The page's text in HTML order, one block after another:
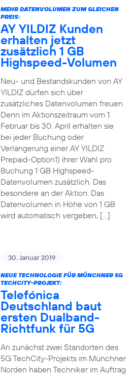
MEHR DATENVOLUMEN ZUM GLEICHEN
PREIS:
AY YILDIZ Kunden
erhalten jetzt
zusätzlich 1 GB
Highspeed-Volumen
Neu- und Bestandskunden von AY
YILDIZ dürfen sich über
zusätzliches Datenvolumen freuen.
Denn im Aktionszeitraum vom 1.
Februar bis 30. April erhalten sie
bei jeder Buchung oder
Verlängerung einer AY YILDIZ
Prepaid-Option1) ihrer Wahl pro
Buchung 1 GB Highspeed-
Datenvolumen zusätzlich. Das
besondere an der Aktion: Das
Datenvolumen in Höhe von 1 GB
wird automatisch vergeben, […]
30. Januar 2019
NEUE TECHNOLOGIE FÜR MÜNCHNER 5G
TECHCITY-PROJEKT:
Telefónica
Deutschland baut
ersten Dualband-
Richtfunk für 5G
An zunächst zwei Standorten des
5G TechCity-Projekts im Münchner
Norden haben Techniker im Auftrag